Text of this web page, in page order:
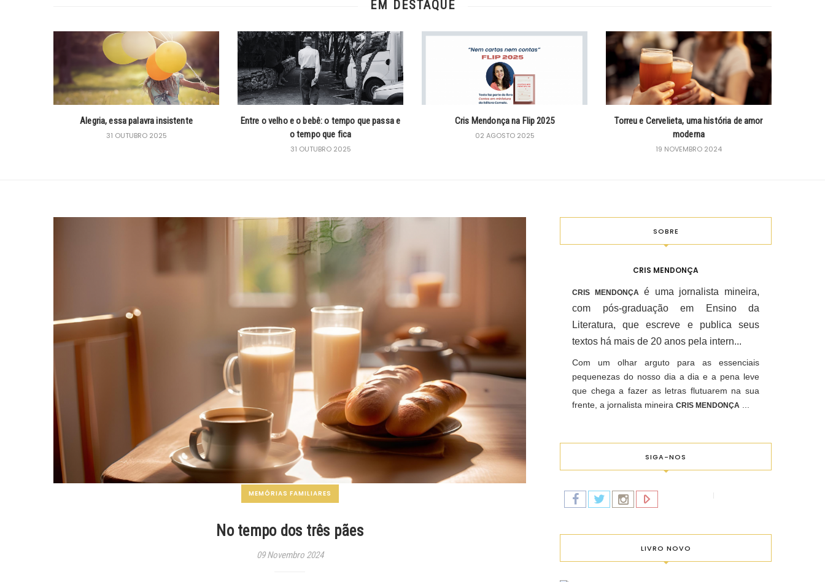
EM DESTAQUE
Alegria, essa palavra insistente
31 OUTUBRO 2025
Entre o velho e o bebê: o tempo que passa e
o tempo que fica
31 OUTUBRO 2025
Cris Mendonça na Flip 2025
02 AGOSTO 2025
Torreu e Cervelieta, uma história de amor
moderna
19 NOVEMBRO 2024
MEMÓRIAS FAMILIARES
No tempo dos três pães
09 Novembro 2024
SOBRE
CRIS MENDONÇA
CRIS MENDONÇA é uma jornalista mineira,
com pós-graduação em Ensino da
Literatura, que escreve e publica seus
textos há mais de 20 anos pela intern...
Com um olhar arguto para as essenciais
pequenezas do nosso dia a dia e a pena leve
que chega a fazer as letras flutuarem na sua
frente, a jornalista mineira CRIS MENDONÇA
SIGA-NOS
LIVRO NOVO